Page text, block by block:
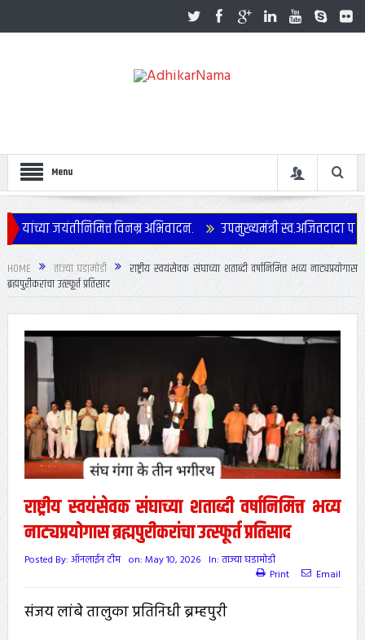
Menu
जयंतीनिमित्त विनम्र अभिवादन.
उपमुख्यमंत्री स्व.अजितदादा पवार
HOME ताज्या घडामोडी
राष्ट्रीय स्वयंसेवक संघाच्या शताब्दी वर्षानिमित्त भव्य नाट्यप्रयोगास
ब्रह्मपुरीकरांचा उत्स्फूर्त प्रतिसाद
राष्ट्रीय स्वयंसेवक संघाच्या शताब्दी वर्षानिमित्त भव्य
नाट्यप्रयोगास ब्रह्मपुरीकरांचा उत्स्फूर्त प्रतिसाद
Posted By: ऑनलाईन टीम on: May 10, 2026 In: ताज्या घडामोडी
Print
Email
संजय लांबे तालुका प्रतिनिधी ब्रम्हपुरी